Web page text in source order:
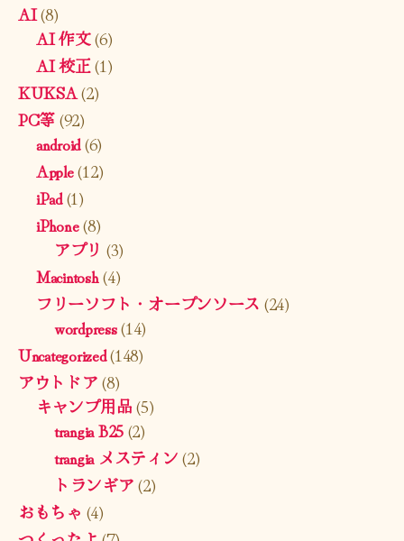
AI(8)
AI 作文(6)
AI 校正(1)
KUKSA(2)
PC等(92)
android(6)
Apple(12)
iPad(1)
iPhone(8)
アプリ (3)
Macintosh(4)
フリーソフト・オープンソース (24)
wordpress(14)
Uncategorized(148)
アウトドア(8)
キャンプ用品(5)
trangia B25(2)
trangia メスティン(2)
トランギア(2)
おもちゃ (4)